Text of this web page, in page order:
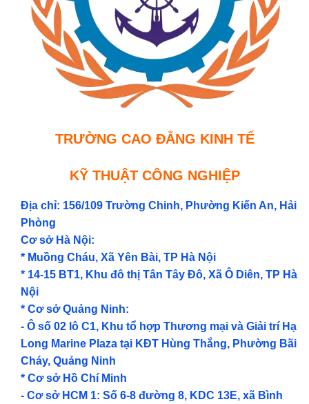
TRƯỜNG CAO ĐẲNG KINH TẾ
KỸ THUẬT CÔNG NGHIỆP
Địa chỉ: 156/109 Trường Chinh, Phường Kiến An, Hải
Phòng
Cơ sở Hà Nội:
* Muồng Cháu, Xã Yên Bài, TP Hà Nội
* 14-15 BT1, Khu đô thị Tân Tây Đô, Xã Ô Diên, TP Hà
Nội
* Cơ sở Quảng Ninh:
- Ô số 02 lô C1, Khu tổ hợp Thương mại và Giải trí Hạ
Long Marine Plaza tại KĐT Hùng Thắng, Phường Bãi
Cháy, Quảng Ninh
* Cơ sở Hồ Chí Minh
- Cơ sở HCM 1: Số 6-8 đường 8, KDC 13E, xã Bình